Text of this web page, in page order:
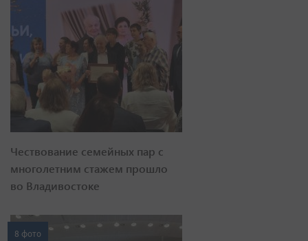
Чествование семейных пар с
многолетним стажем прошло
во Владивостоке
8 фото